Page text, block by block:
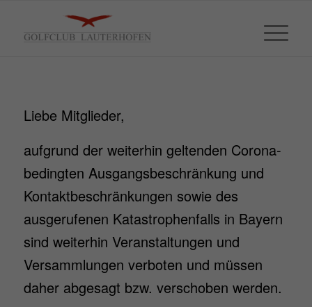
Liebe Mitglieder,
aufgrund der weiterhin geltenden Corona-
bedingten Ausgangsbeschränkung und
Kontaktbeschränkungen sowie des
ausgerufenen Katastrophenfalls in Bayern
sind weiterhin Veranstaltungen und
Versammlungen verboten und müssen
daher abgesagt bzw. verschoben werden.